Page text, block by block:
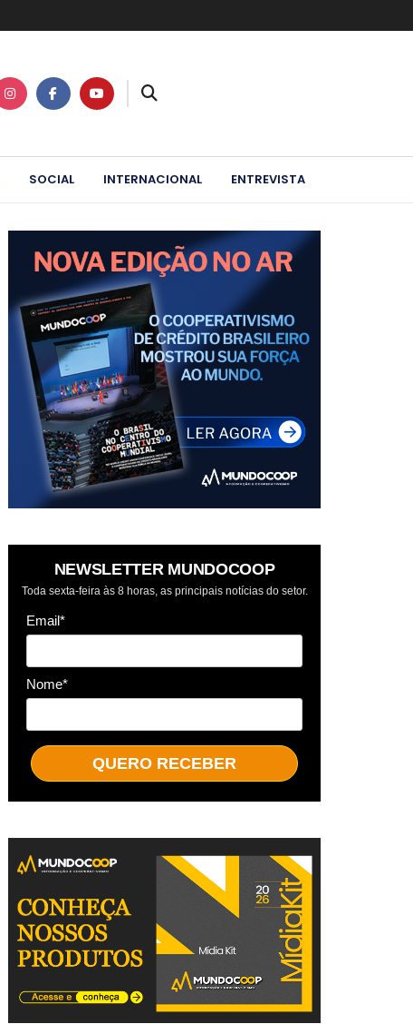
SOCIAL INTERNACIONAL ENTREVISTA
NEWSLETTER MUNDOCOOP
Toda sexta-feira às 8 horas, as principais notícias do setor.
Email*
Nome*
QUERO RECEBER